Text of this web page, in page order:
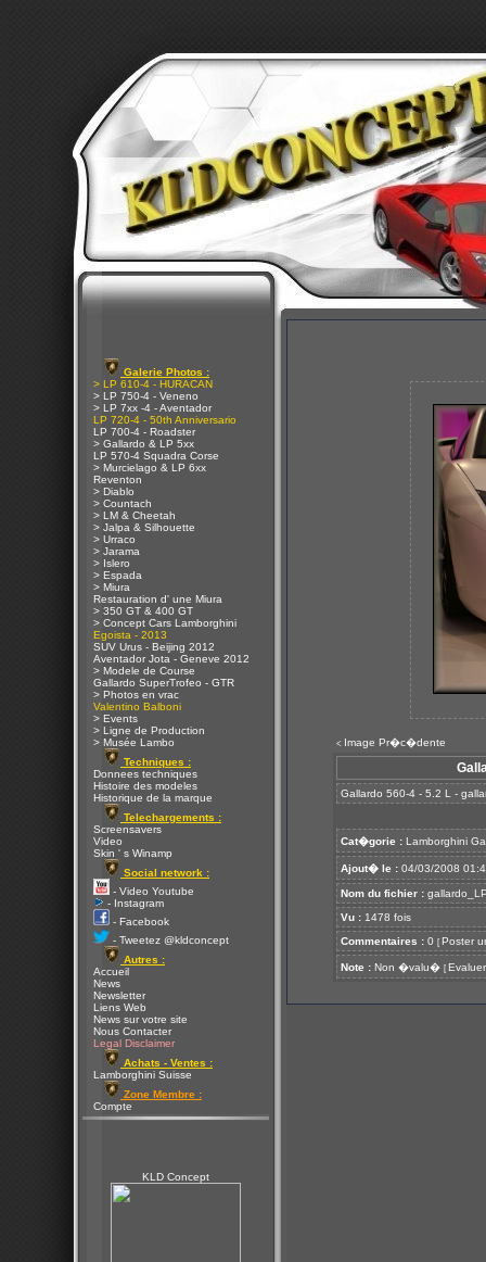
Galerie Photos :
> LP 610-4 - HURACAN
> LP 750-4 - Veneno
> LP 7xx -4 - Aventador
LP 720-4 - 50th Anniversario
LP 700-4 - Roadster
> Gallardo & LP 5xx
LP 570-4 Squadra Corse
> Murcielago & LP 6xx
Reventon
> Diablo
> Countach
> LM & Cheetah
> Jalpa & Silhouette
> Urraco
> Jarama
> Islero
> Espada
> Miura
Restauration d' une Miura
> 350 GT & 400 GT
> Concept Cars Lamborghini
Egoista - 2013
SUV Urus - Beijing 2012
Aventador Jota - Geneve 2012
> Modele de Course
Gallardo SuperTrofeo - GTR
> Photos en vrac
Valentino Balboni
> Events
> Ligne de Production
> Musée Lambo
Techniques :
Donnees techniques
Histoire des modeles
Historique de la marque
Telechargements :
Screensavers
Video
Skin ' s Winamp
Social network :
- Video Youtube
- Instagram
- Facebook
- Tweetez @kldconcept
Autres :
Accueil
News
Newsletter
Liens Web
News sur votre site
Nous Contacter
Legal Disclaimer
Achats - Ventes :
Lamborghini Suisse
Zone Membre :
Compte
KLD Concept
< Image Pr�c�dente
Gallardo 560-4 - 5.2 L -
Cat�gorie : Lamborghini
Ajout� le : 04/03/2008
Nom du fichier :
Vu : 1478 fois
Commentaires : 0 [ Poster
Note : Non �valu� [ Evaluer